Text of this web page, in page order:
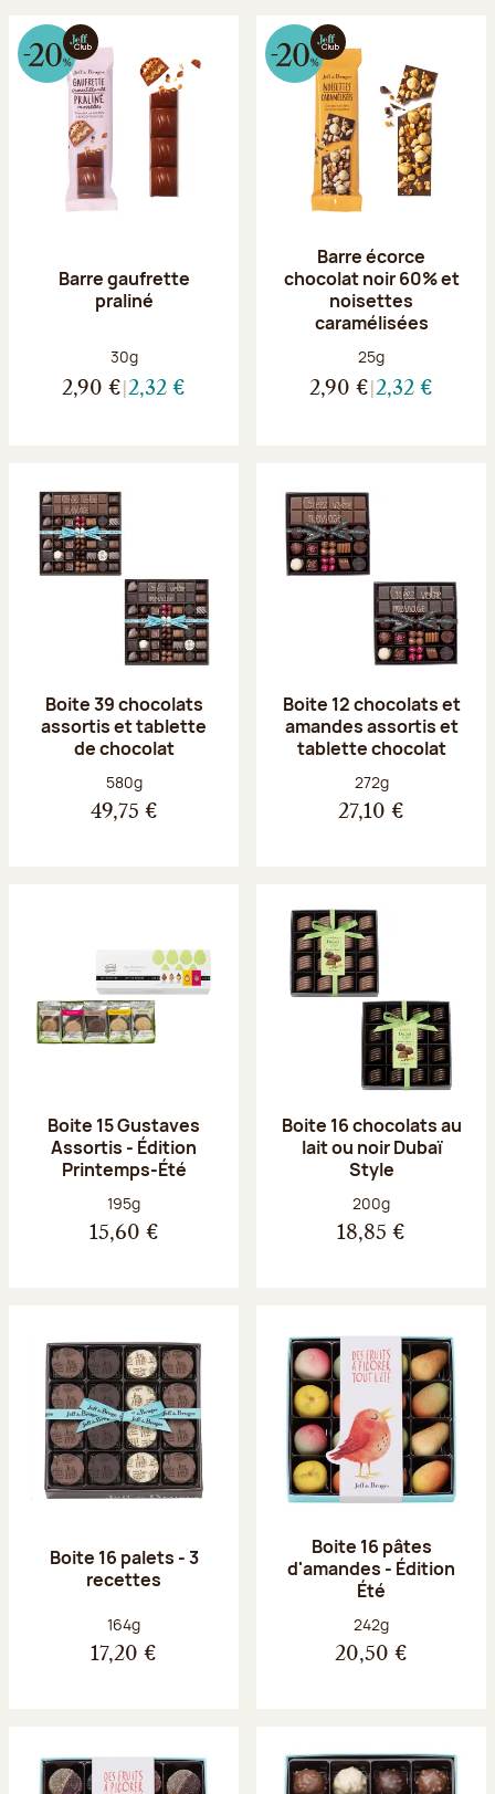
Barre gaufrette
praliné
Poids net :
30g
2,90 € 2,32 €
Barre écorce
chocolat noir 60% et
noisettes
caramélisées
Poids net :
25g
2,90 € 2,32 €
Boite 39 chocolats
assortis et tablette
de chocolat
Poids net :
580g
49,75 €
Boite 12 chocolats et
amandes assortis et
tablette chocolat
Poids net :
272g
27,10 €
Boite 15 Gustaves
Assortis - Édition
Printemps-Été
Poids net :
195g
15,60 €
Boite 16 chocolats au
lait ou noir Dubaï
Style
Poids net :
200g
18,85 €
Boite 16 palets - 3
recettes
Poids net :
164g
17,20 €
Boite 16 pâtes
d'amandes - Édition
Été
Poids net :
242g
20,50 €